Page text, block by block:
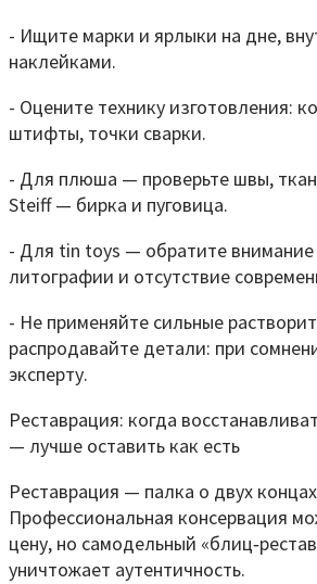
- Ищите марки и ярлыки на дне,
наклейками.
- Оцените технику изготовления:
штифты, точки сварки.
- Для плюша — проверьте швы,
Steiff — бирка и пуговица.
- Для tin toys — обратите внимание
литографии и отсутствие
- Не применяйте сильные
распродавайте детали: при
эксперту.
Реставрация: когда
— лучше оставить как есть
Реставрация — палка о двух
Профессиональная консервация
цену, но самодельный
уничтожает аутентичность.